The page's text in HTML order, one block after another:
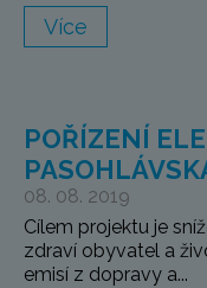
Více
POŘÍZENÍ
08. 08. 2019
Cílem projektu je
zdraví obyvatel a
emisí z dopravy a...